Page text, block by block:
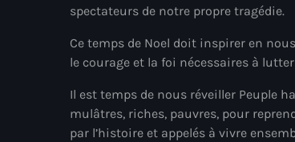
spectateurs de notre propre tragédie.
Ce temps de Noel doit inspirer en
le courage et la foi nécessaires à
Il est temps de nous réveiller Peuple
mulâtres, riches, pauvres, pour
par l’histoire et appelés à vivre